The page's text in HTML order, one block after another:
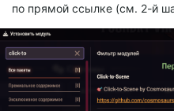
по прямой ссылке (см. 2-й